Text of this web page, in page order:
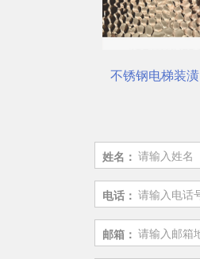
装潢，你真的选对了吗？佛山市鼎钻钢
姓名：
电话：
邮箱：